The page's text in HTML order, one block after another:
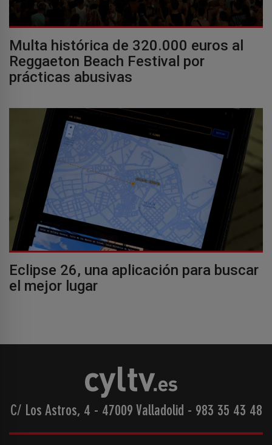
Multa histórica de 320.000 euros al
Reggaeton Beach Festival por
prácticas abusivas
Eclipse 26, una aplicación para buscar
el mejor lugar
C/ Los Astros, 4 - 47009 Valladolid - 983 35 43 48